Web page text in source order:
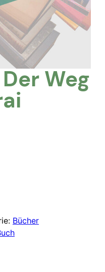
Weg
€.
Bücher